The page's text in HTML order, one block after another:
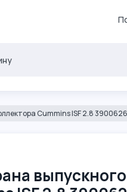
Cummins ISF 2.8 3900626
выпускного